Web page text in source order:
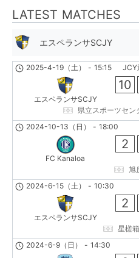
LATEST MATCHES
エスペランサSCJY
JCY
2025-4-19（土） - 15:15
エスペランサSCJY
10
県立スポーツセン
2024-10-13（日） - 18:00
FC Kanaloa
2
旭
2024-6-15（土） - 10:30
エスペランサSCJY
2
星槎
2024-6-9（日） - 14:30